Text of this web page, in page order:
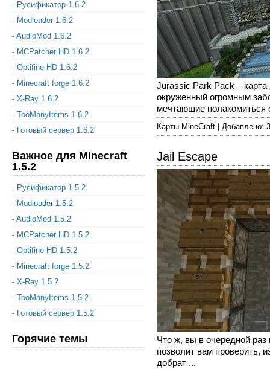
- Русификатор 1.6.2
- Modloader 1.6.2
- AudioMod 1.6.2
- MCPatcher HD 1.6.2
- Optifine HD 1.6.2
- Minecraft forge 1.6.2
- X-Ray 1.6.2
- TooManyItems 1.6.2
- Готовый сервер 1.6.2
Важное для Minecraft
1.5.2
- Русификатор 1.5.2
- Modloader 1.5.2
- AudioMod 1.5.2
- MCPatcher HD 1.5.2
- Optifine HD 1.5.2
- Minecraft forge 1.5.2
- X-Ray 1.5.2
- TooManyItems 1.5.2
- Готовый сервер 1.5.2
Горячие темы
Jurassic Park Pack –
окруженный огромным
мечтающие полакомиться
Карты MineCraft | Добавлено:
Jail Escape
Что ж, вы в очередной раз
позволит вам проверить,
добрат ...